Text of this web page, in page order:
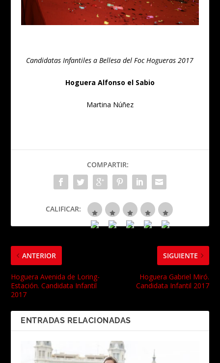
Candidatas Infantiles a Bellesa del Foc Hogueras 2017
Hoguera Alfonso el Sabio
Martina Núñez
COMPARTIR:
CALIFICAR:
ANTERIOR
Hoguera Avenida de Loring-
Estación. Candidata Infantil
2017
SIGUIENTE
Hoguera Gabriel Miró.
Candidata Infantil 2017
ENTRADAS RELACIONADAS